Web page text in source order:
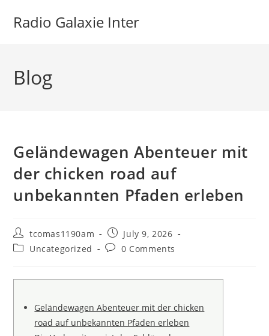
Radio Galaxie Inter
Blog
Geländewagen Abenteuer mit
der chicken road auf
unbekannten Pfaden erleben
Post
author:
tcomas1190am
Post
published:
July 9, 2026
PostUncategorized
Post0 Comments
Geländewagen Abenteuer mit der chicken
road auf unbekannten Pfaden erleben